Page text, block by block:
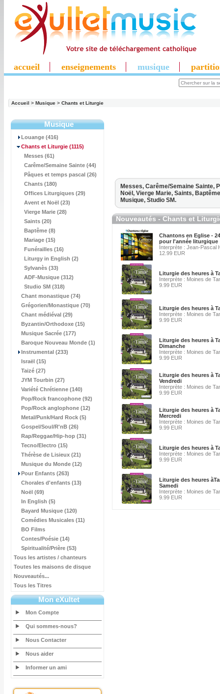
accueil enseignements musique
Accueil > Musique > Chants et Liturgie
Musique
Louange (416)
Chants et Liturgie (1115)
Messes (61)
Carême/Semaine Sainte (44)
Pâques et temps pascal (26)
Chants (180)
Offices Liturgiques (29)
Avent et Noël (23)
Vierge Marie (28)
Saints (20)
Baptême (8)
Mariage (15)
Funérailles (16)
Liturgy in English (2)
Sylvanès (33)
ADF-Musique (312)
Studio SM (318)
Chant monastique (74)
Grégorien/Monastique (70)
Chant médiéval (29)
Byzantin/Orthodoxe (15)
Musique Sacrée (177)
Baroque Nouveau Monde (1)
Instrumental (233)
Israël (15)
Taizé (27)
JYM Tourbin (27)
Variété Chrétienne (140)
Pop/Rock francophone (92)
Pop/Rock anglophone (12)
Metal/Punk/Hard Rock (5)
Gospel/Soul/R'nB (26)
Rap/Reggae/Hip-hop (31)
Tecno/Electro (15)
Thérèse de Lisieux (21)
Musique du Monde (12)
Pour Enfants (263)
Chorales d'enfants (13)
Noël (69)
In English (5)
Bayard Musique (120)
Comédies Musicales (11)
BO Films
Contes/Poésie (14)
Spiritualité/Prière (53)
Tous les artistes / chanteurs
Toutes les maisons de disque
Nouveautés...
Tous les Titres
Mon eXultet
Mon Compte
Qui sommes-nous?
Nous Contacter
Nous aider
Informer un ami
Messes, Carême/Semaine Sainte,
Noël, Vierge Marie, Saints,
Musique, Studio SM.
Nouveautés - Chants et
Chantons en Eglise -
pour l'année liturgique
Interprète : Jean-Pascal
12.99 EUR
Liturgie des heures à
Interprète : Moines de
9.99 EUR
Liturgie des heures à
Interprète : Moines de
9.99 EUR
Liturgie des heures à
Dimanche
Interprète : Moines de
9.99 EUR
Liturgie des heures à
Vendredi
Interprète : Moines de
9.99 EUR
Liturgie des heures à
Mercredi
Interprète : Moines de
9.99 EUR
Liturgie des heures à
Interprète : Moines de
9.99 EUR
Liturgie des heures
Samedi
Interprète : Moines de
9.99 EUR